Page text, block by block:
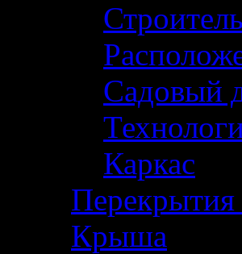
Садовый
Каркас
Крыша